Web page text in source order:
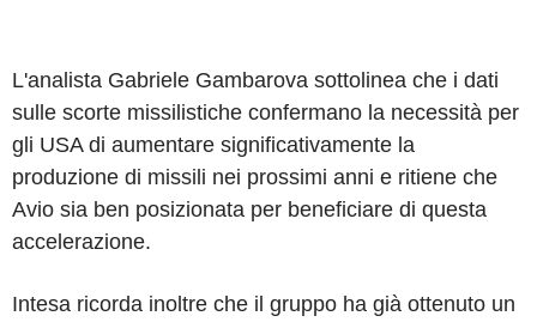
L'analista Gabriele Gambarova sottolinea che i dati
sulle scorte missilistiche confermano la necessità per
gli USA di aumentare significativamente la
produzione di missili nei prossimi anni e ritiene che
Avio sia ben posizionata per beneficiare di questa
accelerazione.
Intesa ricorda inoltre che il gruppo ha già ottenuto un